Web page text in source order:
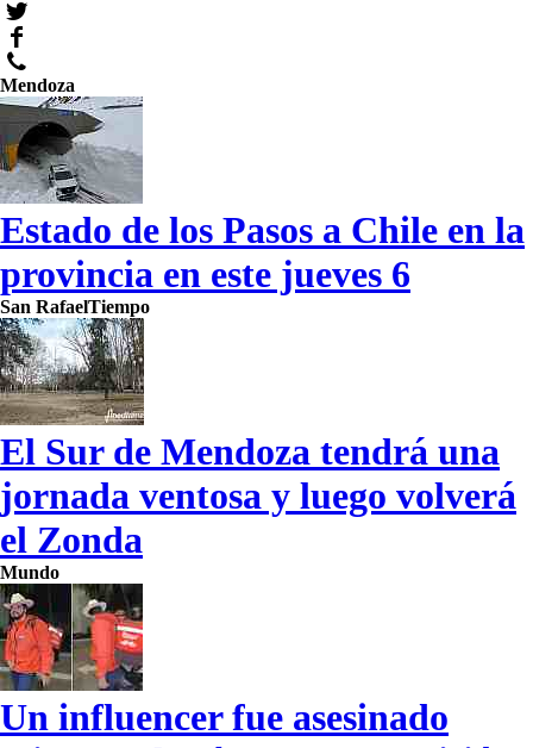
Mendoza
Estado de los Pasos a Chile en la
provincia en este jueves 6
San RafaelTiempo
El Sur de Mendoza tendrá una
jornada ventosa y luego volverá
el Zonda
Mundo
Un influencer fue asesinado